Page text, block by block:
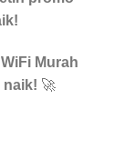
Murah
naik! 🚀